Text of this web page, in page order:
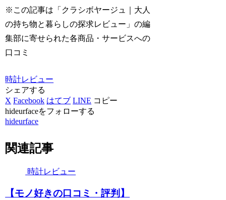
※この記事は「クラシボヤージュ｜大人
の持ち物と暮らしの探求レビュー」の編
集部に寄せられた各商品・サービスへの
口コミ
時計レビュー
シェアする
X Facebook はてブ LINE コピー
hideurfaceをフォローする
hideurface
関連記事
時計レビュー
【モノ好きの口コミ・評判】